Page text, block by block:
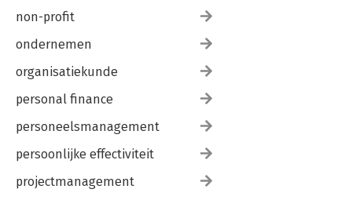
non-profit
ondernemen
organisatiekunde
personal finance
personeelsmanagement
persoonlijke effectiviteit
projectmanagement